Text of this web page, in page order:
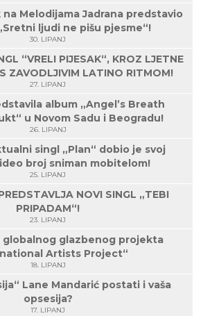
Melodijama Jadrana predstavio
ljudi ne pišu pjesme“!
30. LIPANJ
“VRELI PIJESAK“, KROZ LJETNE
ZAVODLJIVIM LATINO RITMOM!
27. LIPANJ
album „Angel’s Breath
u Novom Sadu i Beogradu!
26. LIPANJ
singl „Plan“ dobio je svoj
broj sniman mobitelom!
25. LIPANJ
NOVI SINGL „TEBI
PRIPADAM“!
23. LIPANJ
globalnog glazbenog projekta
Artists Project“
18. LIPANJ
Lane Mandarić postati i vaša
opsesija?
17. LIPANJ